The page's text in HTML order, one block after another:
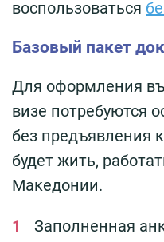
воспользоваться
Базовый пакет
Для оформления
визе потребуются
без предъявления
будет жить,
Македонии.
Заполненная